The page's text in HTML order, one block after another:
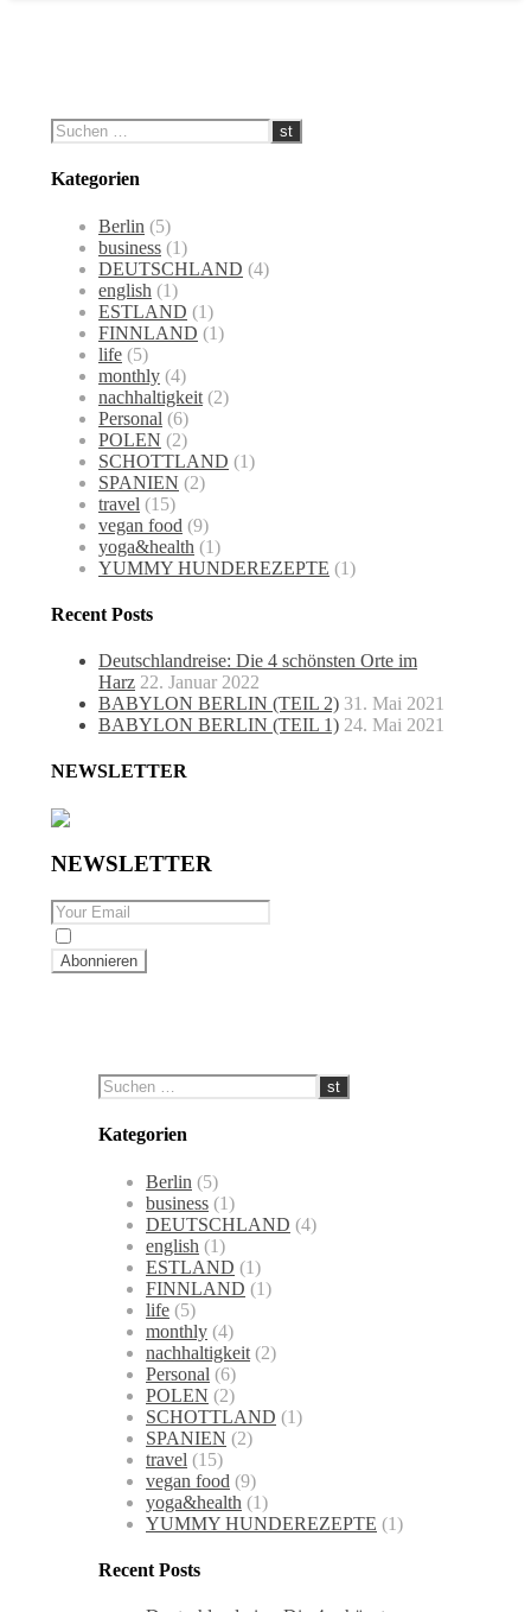
Kategorien
Berlin (5)
business (1)
DEUTSCHLAND (4)
english (1)
ESTLAND (1)
FINNLAND (1)
life (5)
monthly (4)
nachhaltigkeit (2)
Personal (6)
POLEN (2)
SCHOTTLAND (1)
SPANIEN (2)
travel (15)
vegan food (9)
yoga&health (1)
YUMMY HUNDEREZEPTE (1)
Recent Posts
Deutschlandreise: Die 4 schönsten Orte im
Harz 22. Januar 2022
BABYLON BERLIN (TEIL 2) 31. Mai 2021
BABYLON BERLIN (TEIL 1) 24. Mai 2021
NEWSLETTER
NEWSLETTER
Kategorien
Berlin (5)
business (1)
DEUTSCHLAND (4)
english (1)
ESTLAND (1)
FINNLAND (1)
life (5)
monthly (4)
nachhaltigkeit (2)
Personal (6)
POLEN (2)
SCHOTTLAND (1)
SPANIEN (2)
travel (15)
vegan food (9)
yoga&health (1)
YUMMY HUNDEREZEPTE (1)
Recent Posts